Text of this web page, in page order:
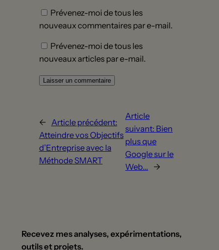
Prévenez-moi de tous les
nouveaux commentaires par e-mail.
Prévenez-moi de tous les
nouveaux articles par e-mail.
← Article précédent:
Atteindre vos Objectifs
d’Entreprise avec la
Méthode SMART
Article
suivant: Bien
plus que
Google sur le
Web…
→
Recevez mes analyses, expérimentations,
outils et projets.